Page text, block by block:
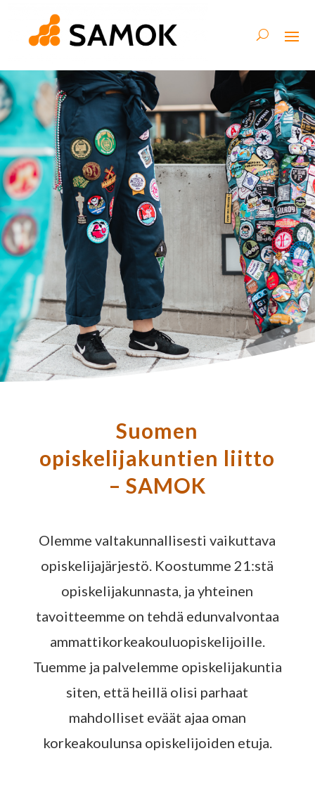
Suomen
opiskelijakuntien liitto
– SAMOK
Olemme valtakunnallisesti vaikuttava
opiskelijajärjestö. Koostumme 21:stä
opiskelijakunnasta, ja yhteinen
tavoitteemme on tehdä edunvalvontaa
ammattikorkeakouluopiskelijoille.
Tuemme ja palvelemme opiskelijakuntia
siten, että heillä olisi parhaat
mahdolliset eväät ajaa oman
korkeakoulunsa opiskelijoiden etuja.